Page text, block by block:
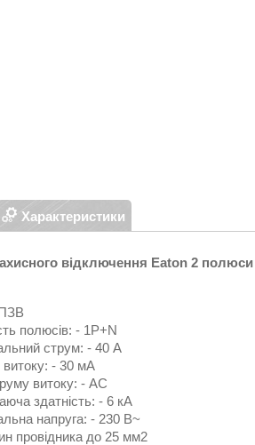
Характеристики
відключення Eaton 2
полюсів: - 1P+N
струм: - 40 А
- 30 мА
витоку: - AC
здатність: - 6 кА
напруга: - 230 В~
провідника до 25 мм2